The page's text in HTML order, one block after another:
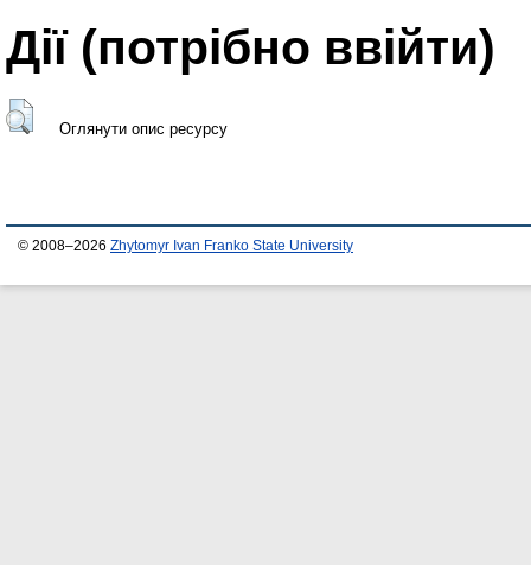
Дії ​​(потрібно ввійти)
Оглянути опис ресурсу
© 2008–2026 Zhytomyr Ivan Franko State University